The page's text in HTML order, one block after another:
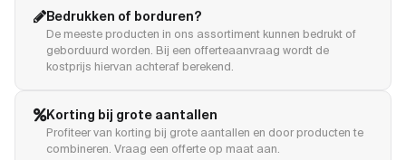
Bedrukken of borduren?
De meeste producten in ons assortiment kunnen bedrukt of
geborduurd worden. Bij een offerteaanvraag wordt de
kostprijs hiervan achteraf berekend.
Korting bij grote aantallen
Profiteer van korting bij grote aantallen en door producten te
combineren. Vraag een offerte op maat aan.